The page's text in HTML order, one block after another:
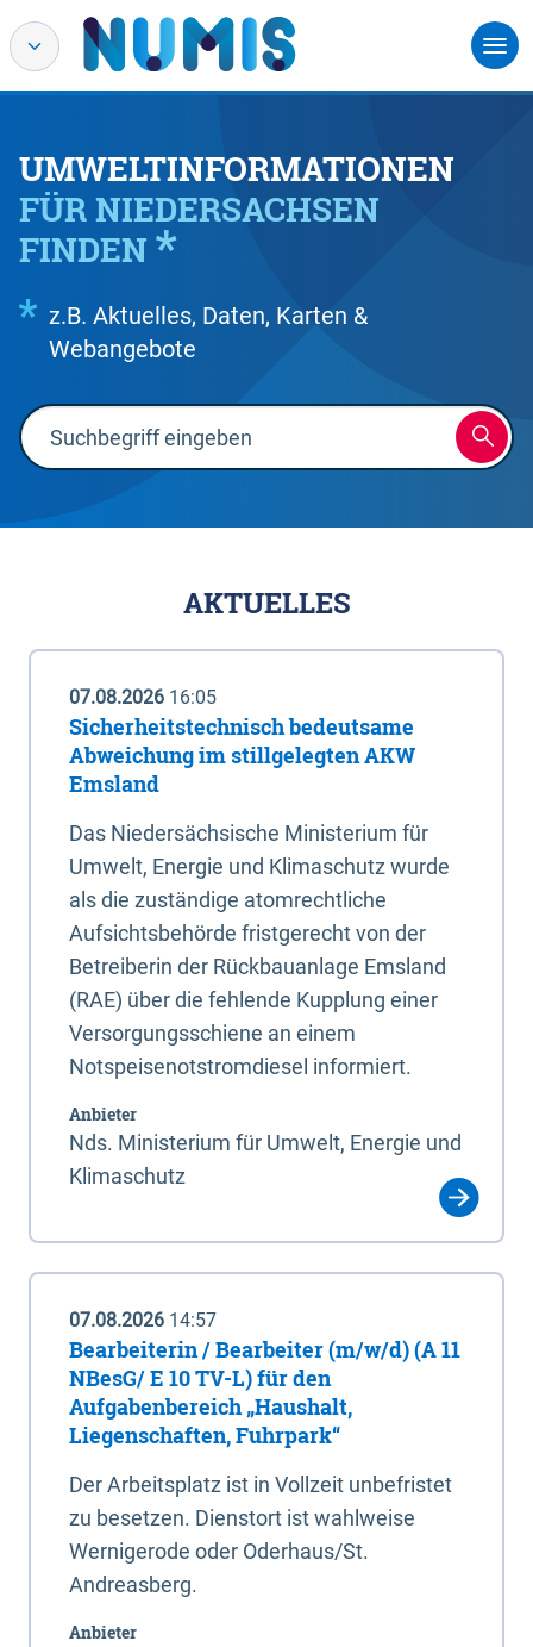
UMWELTINFORMATIONEN
FÜR NIEDERSACHSEN
FINDEN
z.B. Aktuelles, Daten, Karten &
Webangebote
AKTUELLES
07.08.2026 16:05
Sicherheitstechnisch bedeutsame
Abweichung im stillgelegten AKW
Emsland
Das Niedersächsische Ministerium für
Umwelt, Energie und Klimaschutz wurde
als die zuständige atomrechtliche
Aufsichtsbehörde fristgerecht von der
Betreiberin der Rückbauanlage Emsland
(RAE) über die fehlende Kupplung einer
Versorgungsschiene an einem
Notspeisenotstromdiesel informiert.
Anbieter
Nds. Ministerium für Umwelt, Energie und
Klimaschutz
07.08.2026 14:57
Bearbeiterin / Bearbeiter (m/w/d) (A 11
NBesG/ E 10 TV-L) für den
Aufgabenbereich „Haushalt,
Liegenschaften, Fuhrpark“
Der Arbeitsplatz ist in Vollzeit unbefristet
zu besetzen. Dienstort ist wahlweise
Wernigerode oder Oderhaus/St.
Andreasberg.
Anbieter